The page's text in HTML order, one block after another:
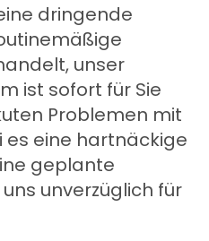
dringende
unser
ist sofort für Sie
Problemen mit
es eine hartnäckige
geplante
unverzüglich für